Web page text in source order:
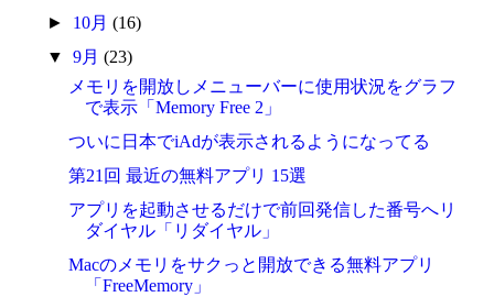
► 10月 (16)
▼ 9月 (23)
メモリを開放しメニューバーに使用状況をグラフ
で表示「Memory Free 2」
ついに日本でiAdが表示されるようになってる
第21回 最近の無料アプリ 15選
アプリを起動させるだけで前回発信した番号へリ
ダイヤル「リダイヤル」
Macのメモリをサクっと開放できる無料アプリ
「FreeMemory」